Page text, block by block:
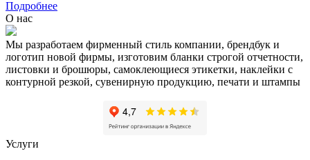
Подробнее
О нас
Мы разработаем фирменный стиль компании, брендбук и
логотип новой фирмы, изготовим бланки строгой отчетности,
листовки и брошюры, самоклеющиеся этикетки, наклейки с
контурной резкой, сувенирную продукцию, печати и штампы
Услуги